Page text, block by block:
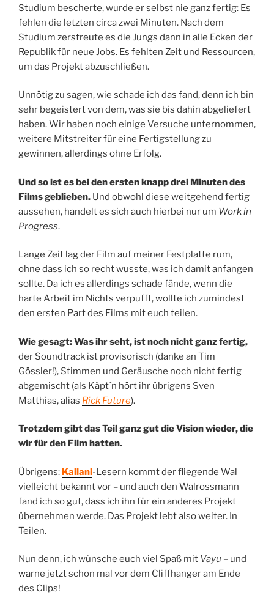
Studium bescherte, wurde er selbst nie ganz fertig: Es
fehlen die letzten circa zwei Minuten. Nach dem
Studium zerstreute es die Jungs dann in alle Ecken der
Republik für neue Jobs. Es fehlten Zeit und Ressourcen,
um das Projekt abzuschließen.
Unnötig zu sagen, wie schade ich das fand, denn ich bin
sehr begeistert von dem, was sie bis dahin abgeliefert
haben. Wir haben noch einige Versuche unternommen,
weitere Mitstreiter für eine Fertigstellung zu
gewinnen, allerdings ohne Erfolg.
Und so ist es bei den ersten knapp drei Minuten des
Films geblieben. Und obwohl diese weitgehend fertig
aussehen, handelt es sich auch hierbei nur um Work in
Progress.
Lange Zeit lag der Film auf meiner Festplatte rum,
ohne dass ich so recht wusste, was ich damit anfangen
sollte. Da ich es allerdings schade fände, wenn die
harte Arbeit im Nichts verpufft, wollte ich zumindest
den ersten Part des Films mit euch teilen.
Wie gesagt: Was ihr seht, ist noch nicht ganz fertig,
der Soundtrack ist provisorisch (danke an Tim
Gössler!), Stimmen und Geräusche noch nicht fertig
abgemischt (als Käpt´n hört ihr übrigens Sven
Matthias, alias Rick Future).
Trotzdem gibt das Teil ganz gut die Vision wieder, die
wir für den Film hatten.
Übrigens: Kailani-Lesern kommt der fliegende Wal
vielleicht bekannt vor – und auch den Walrossmann
fand ich so gut, dass ich ihn für ein anderes Projekt
übernehmen werde. Das Projekt lebt also weiter. In
Teilen.
Nun denn, ich wünsche euch viel Spaß mit Vayu – und
warne jetzt schon mal vor dem Cliffhanger am Ende
des Clips!